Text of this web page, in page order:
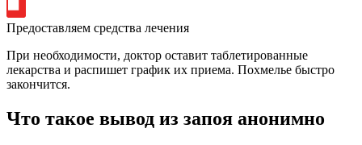
Предоставляем средства лечения
При необходимости, доктор оставит таблетированные
лекарства и распишет график их приема. Похмелье быстро
закончится.
Что такое вывод из запоя анонимно